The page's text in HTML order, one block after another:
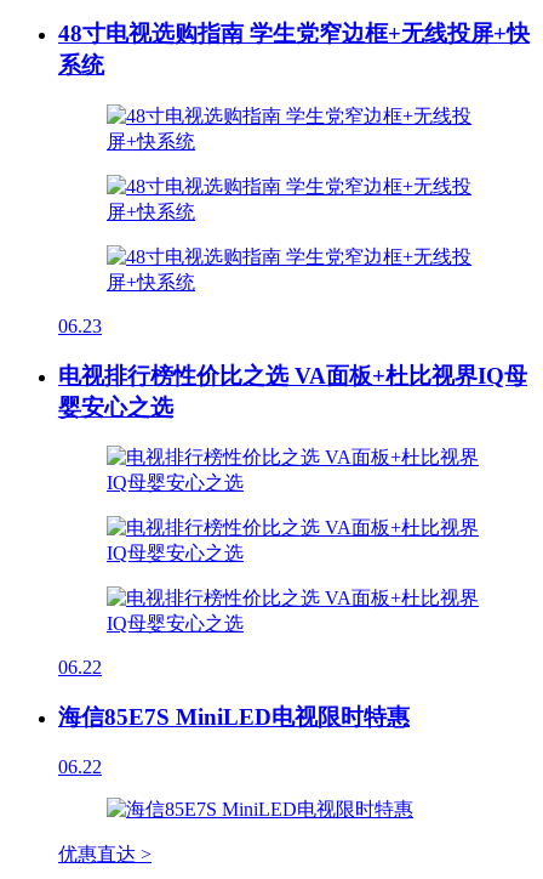
48寸电视选购指南 学生党窄边框+无线投屏+快
系统
06.23
电视排行榜性价比之选 VA面板+杜比视界IQ母
婴安心之选
06.22
海信85E7S MiniLED电视限时特惠
06.22
优惠直达 >